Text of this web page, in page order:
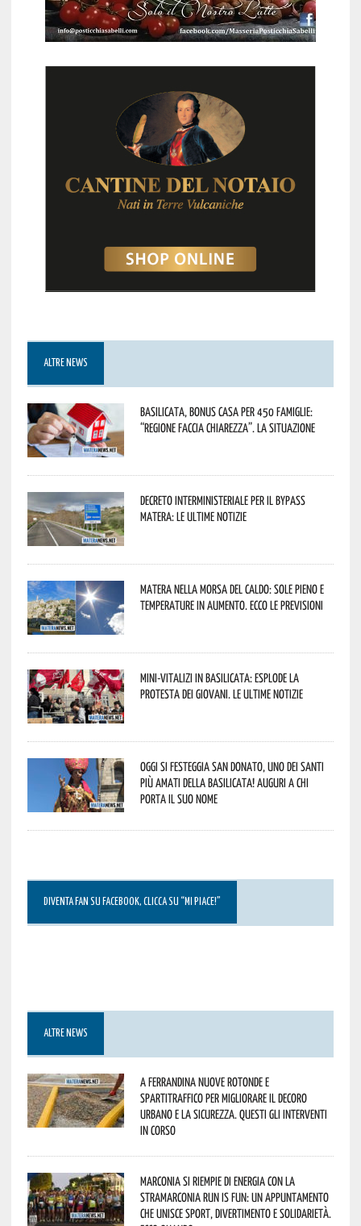
ALTRE NEWS
Basilicata, Bonus casa per 450 famiglie:
“Regione faccia chiarezza”. La situazione
Decreto interministeriale per il Bypass
Matera: le ultime notizie
Matera nella morsa del caldo: sole pieno e
temperature in aumento. Ecco le previsioni
Mini-vitalizi in Basilicata: esplode la
protesta dei giovani. Le ultime notizie
Oggi si festeggia San Donato, uno dei Santi
più amati della Basilicata! Auguri a chi
porta il suo nome
DIVENTA FAN SU FACEBOOK, CLICCA SU “MI PIACE!”
ALTRE NEWS
A Ferrandina nuove rotonde e
spartitraffico per migliorare il decoro
urbano e la sicurezza. Questi gli interventi
in corso
Marconia si riempie di energia con la
StraMarconia Run is Fun: un appuntamento
che unisce sport, divertimento e solidarietà.